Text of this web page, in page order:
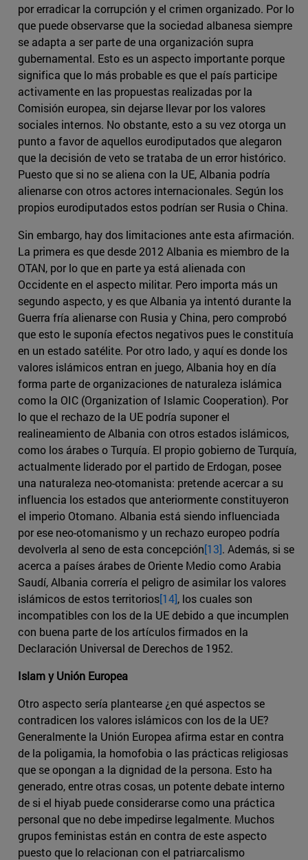
por erradicar la corrupción y el crimen organizado. Por lo
que puede observarse que la sociedad albanesa siempre
se adapta a ser parte de una organización supra
gubernamental. Esto es un aspecto importante porque
significa que lo más probable es que el país participe
activamente en las propuestas realizadas por la
Comisión europea, sin dejarse llevar por los valores
sociales internos. No obstante, esto a su vez otorga un
punto a favor de aquellos eurodiputados que alegaron
que la decisión de veto se trataba de un error histórico.
Puesto que si no se aliena con la UE, Albania podría
alienarse con otros actores internacionales. Según los
propios eurodiputados estos podrían ser Rusia o China.
Sin embargo, hay dos limitaciones ante esta afirmación.
La primera es que desde 2012 Albania es miembro de la
OTAN, por lo que en parte ya está alienada con
Occidente en el aspecto militar. Pero importa más un
segundo aspecto, y es que Albania ya intentó durante la
Guerra fría alienarse con Rusia y China, pero comprobó
que esto le suponía efectos negativos pues le constituía
en un estado satélite. Por otro lado, y aquí es donde los
valores islámicos entran en juego, Albania hoy en día
forma parte de organizaciones de naturaleza islámica
como la OIC (Organization of Islamic Cooperation). Por
lo que el rechazo de la UE podría suponer el
realineamiento de Albania con otros estados islámicos,
como los árabes o Turquía. El propio gobierno de Turquía,
actualmente liderado por el partido de Erdogan, posee
una naturaleza neo-otomanista: pretende acercar a su
influencia los estados que anteriormente constituyeron
el imperio Otomano. Albania está siendo influenciada
por ese neo-otomanismo y un rechazo europeo podría
devolverla al seno de esta concepción[13]. Además, si se
acerca a países árabes de Oriente Medio como Arabia
Saudí, Albania correría el peligro de asimilar los valores
islámicos de estos territorios[14], los cuales son
incompatibles con los de la UE debido a que incumplen
con buena parte de los artículos firmados en la
Declaración Universal de Derechos de 1952.
Islam y Unión Europea
Otro aspecto sería plantearse ¿en qué aspectos se
contradicen los valores islámicos con los de la UE?
Generalmente la Unión Europea afirma estar en contra
de la poligamia, la homofobia o las prácticas religiosas
que se opongan a la dignidad de la persona. Esto ha
generado, entre otras cosas, un potente debate interno
de si el hiyab puede considerarse como una práctica
personal que no debe impedirse legalmente. Muchos
grupos feministas están en contra de este aspecto
puesto que lo relacionan con el patriarcalismo